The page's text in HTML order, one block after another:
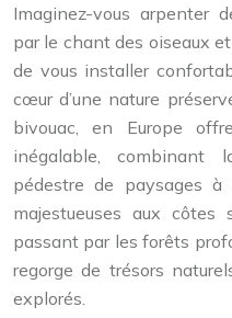
Imaginez-vous arpenter
par le chant des oiseaux
de vous installer
cœur d’une nature
bivouac, en Europe
inégalable, combinant
pédestre de paysages
majestueuses aux côtes
passant par les forêts
regorge de trésors
explorés.